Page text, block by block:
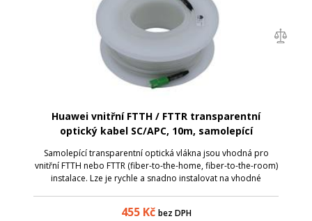
Huawei vnitřní FTTH / FTTR transparentní
optický kabel SC/APC, 10m, samolepící
Samolepící transparentní optická vlákna jsou vhodná pro
vnitřní FTTH nebo FTTR (fiber-to-the-home, fiber-to-the-room)
instalace. Lze je rychle a snadno instalovat na vhodné
455Kč bez DPH